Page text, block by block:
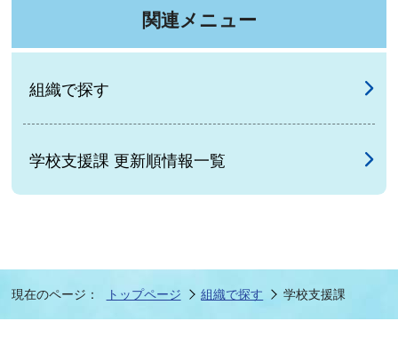
関連メニュー
組織で探す
学校支援課 更新順情報一覧
現在のページ： トップページ 組織で探す 学校支援課